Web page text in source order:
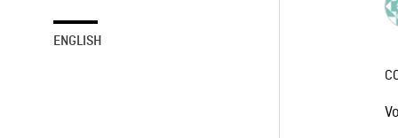
ENGLISH